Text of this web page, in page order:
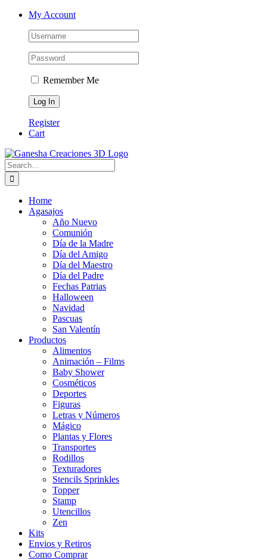
Skip
Facebook
Instagram
Email
Phone My Account
Remember Me
Register
Cart
Search
for:
Home
Agasajos
Año Nuevo
Comunión
Día de la Madre
Día del Amigo
Día del Maestro
Día del Padre
Fechas Patrias
Halloween
Navidad
Pascuas
San Valentín
Productos
Alimentos
Animación – Films
Baby Shower
Cosméticos
Deportes
Figuras
Letras y Números
Mágico
Plantas y Flores
Transportes
Rodillos
Texturadores
Stencils Sprinkles
Topper
Stamp
Utencillos
Zen
Kits
Envios y Retiros
Como Comprar